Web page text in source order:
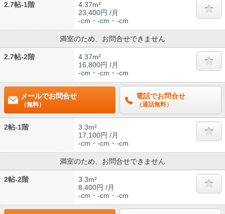
2.7帖-1階
4.37m²
23,400円 /月
-cm・-cm・-cm
満室のため、お問合せできません
2.7帖-2階
4.37m²
16,800円 /月
-cm・-cm・-cm
メールでお問合せ
（無料）
電話でお問合せ
（通話無料）
2帖-1階
3.3m²
17,100円 /月
-cm・-cm・-cm
満室のため、お問合せできません
2帖-2階
3.3m²
8,400円 /月
-cm・-cm・-cm